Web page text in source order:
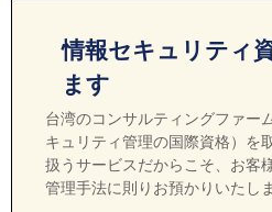
情報セキュリティ
ます
台湾のコンサルティングファー
キュリティ管理の国際資格）を
扱うサービスだからこそ、お客
管理手法に則りお預かりいたしま